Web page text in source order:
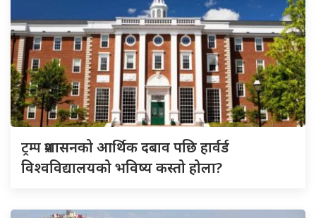
ट्रम्पप्रशासनको आर्थिक दबाव पछि हार्वर्ड
विश्वविद्यालयको भविष्य कस्तो होला?